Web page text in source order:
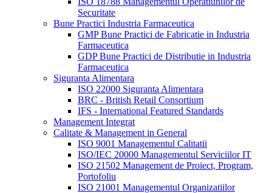
Securitate
Bune Practici Industria Farmaceutica
GMP Bune Practici de Fabricatie in Industria
Farmaceutica
GDP Bune Practici de Distributie in Industria
Farmaceutica
Siguranta Alimentara
ISO 22000 Siguranta Alimentara
BRC - British Retail Consortium
IFS - International Featured Standards
Management Integrat
Calitate & Management in General
ISO 9001 Managementul Calitatii
ISO/IEC 20000 Managementul Serviciilor IT
ISO 21502 Management de Proiect, Program,
Portofoliu
ISO 21001 Managementul Organizatiilor